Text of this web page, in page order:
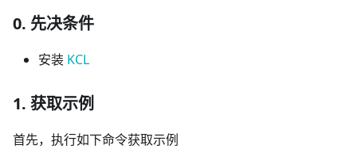
0. 先决条件
安装 KCL
1. 获取示例
首先，执行如下命令获取示例